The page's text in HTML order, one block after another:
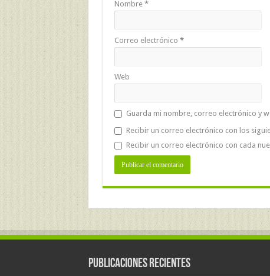
Nombre *
Correo electrónico *
Web
Guarda mi nombre, correo electrónico y
Recibir un correo electrónico con los
Recibir un correo electrónico con cada
Publicaciones Recientes